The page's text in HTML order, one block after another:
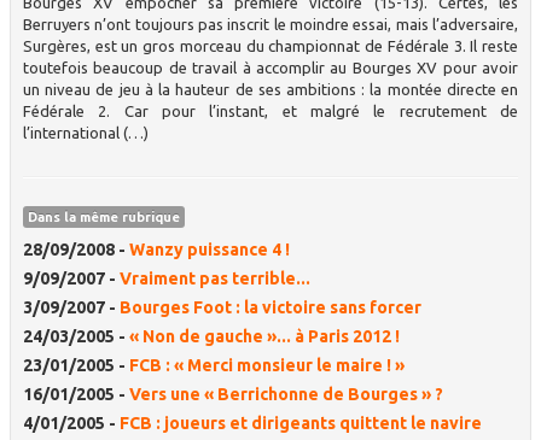
Berruyers n’ont toujours pas inscrit le moindre essai, mais l’adversaire,
Surgères, est un gros morceau du championnat de Fédérale 3. Il reste
toutefois beaucoup de travail à accomplir au Bourges XV pour avoir
un niveau de jeu à la hauteur de ses ambitions : la montée directe en
Fédérale 2. Car pour l’instant, et malgré le recrutement de
l’international (…)
Dans la même rubrique
28/09/2008 - Wanzy puissance 4 !
9/09/2007 - Vraiment pas terrible...
3/09/2007 - Bourges Foot : la victoire sans forcer
24/03/2005 - « Non de gauche »... à Paris 2012 !
23/01/2005 - FCB : « Merci monsieur le maire ! »
16/01/2005 - Vers une « Berrichonne de Bourges » ?
4/01/2005 - FCB : joueurs et dirigeants quittent le navire